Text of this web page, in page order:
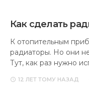
Как сделать
К отопительным
радиаторы. Но они
Тут, как раз нужно
12 ЛЕТ ТОМУ НАЗАД